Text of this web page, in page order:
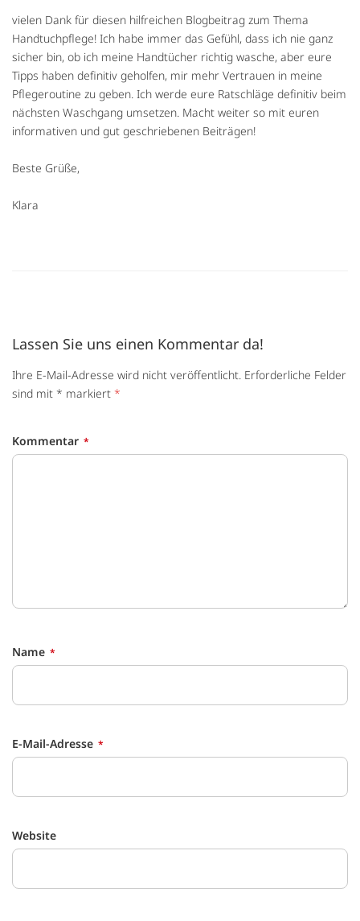
vielen Dank für diesen hilfreichen Blogbeitrag zum Thema
Handtuchpflege! Ich habe immer das Gefühl, dass ich nie ganz
sicher bin, ob ich meine Handtücher richtig wasche, aber eure
Tipps haben definitiv geholfen, mir mehr Vertrauen in meine
Pflegeroutine zu geben. Ich werde eure Ratschläge definitiv beim
nächsten Waschgang umsetzen. Macht weiter so mit euren
informativen und gut geschriebenen Beiträgen!
Beste Grüße,
Klara
Lassen Sie uns einen Kommentar da!
Ihre E-Mail-Adresse wird nicht veröffentlicht. Erforderliche Felder
sind mit * markiert *
Kommentar
Name
E-Mail-Adresse
Website